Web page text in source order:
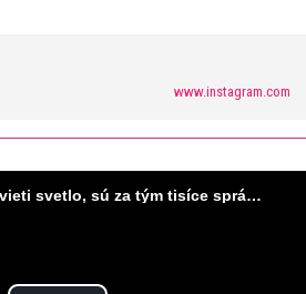
www.instagram.com
Upútavka: Keď sa rozsvieti svetlo, sú za tým tisíce správnych rozhodnutí. Ako vzniká infraštruktúra, ktorú nevnímame?